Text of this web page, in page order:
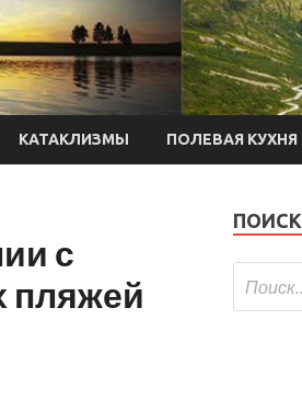
КАТАКЛИЗМЫ ПОЛЕВАЯ КУХНЯ
с
пляжей
ПОИСК